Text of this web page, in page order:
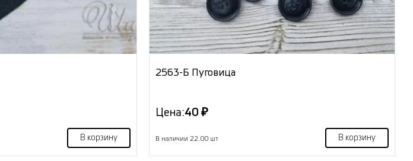
В корзину
2563-Б Пуговица
Цена:40 ₽
В наличии 22.00 шт В корзину